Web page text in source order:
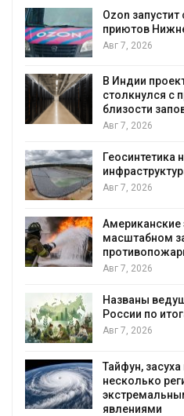
Ozon запустит
приютов
Авг 7, 2026
В Индии проект
столкнулся с
близости
Авг 7, 2026
Геосинтетика на
инфраструктура
Авг 7, 2026
Американские
масштабном
Авг 7, 2026
Названы
России по
Авг 7, 2026
Тайфун, засуха и
несколько
явлениями